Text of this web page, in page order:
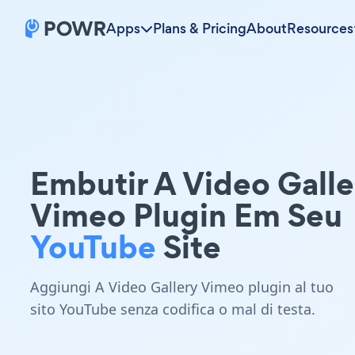
Apps Plans & PricingAboutResources
Embutir A Video
Vimeo Plugin Em Seu
YouTubeSite
Aggiungi A Video Gallery Vimeo plugin al tuo
sito YouTube senza codifica o mal di testa.